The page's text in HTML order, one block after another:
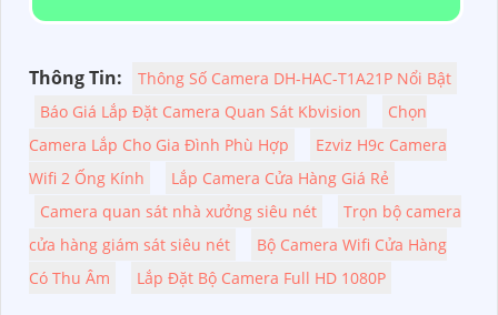
Thông Tin:
Thông Số Camera DH-HAC-T1A21P Nổi Bật
Báo Giá Lắp Đặt Camera Quan Sát Kbvision
Chọn
Camera Lắp Cho Gia Đình Phù Hợp
Ezviz H9c Camera
Wifi 2 Ống Kính
Lắp Camera Cửa Hàng Giá Rẻ
Camera quan sát nhà xưởng siêu nét
Trọn bộ camera
cửa hàng giám sát siêu nét
Bộ Camera Wifi Cửa Hàng
Có Thu Âm
Lắp Đặt Bộ Camera Full HD 1080P